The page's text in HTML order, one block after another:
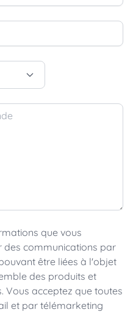
que vous
des communications par
être liées à l'objet
des produits et
Vous acceptez que toutes
et par télémarketing